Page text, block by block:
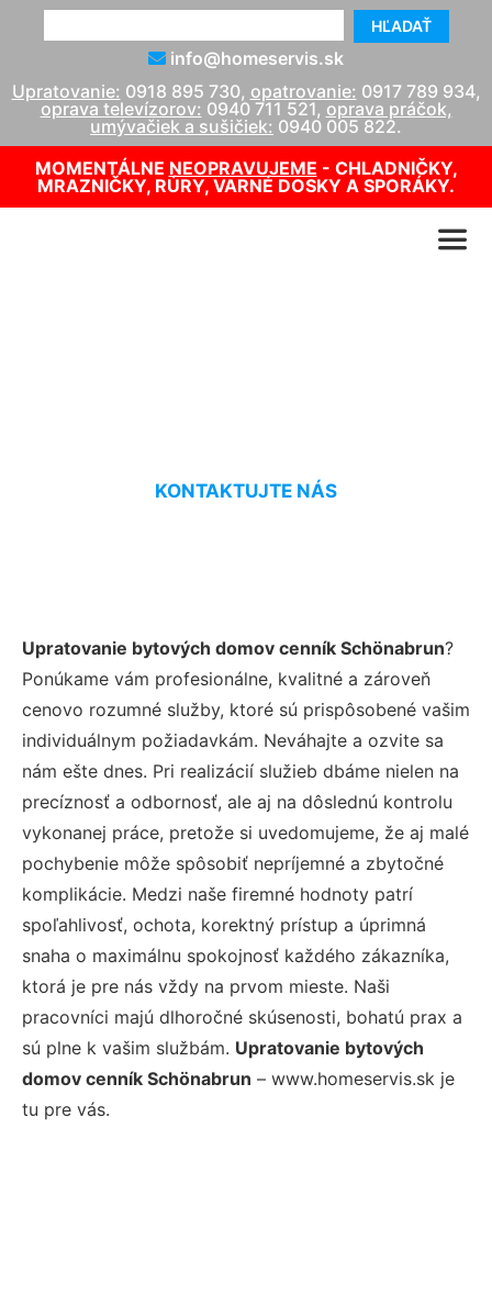
HĽADAŤ
info@homeservis.sk
Upratovanie: 0918 895 730, opatrovanie: 0917 789 934,
oprava televízorov: 0940 711 521, oprava práčok,
umývačiek a sušičiek: 0940 005 822.
MOMENTÁLNE NEOPRAVUJEME - CHLADNIČKY,
MRAZNIČKY, RÚRY, VARNÉ DOSKY A SPORÁKY.
KONTAKTUJTE NÁS
Upratovanie bytových domov cenník Schönabrun?
Ponúkame vám profesionálne, kvalitné a zároveň
cenovo rozumné služby, ktoré sú prispôsobené vašim
individuálnym požiadavkám. Neváhajte a ozvite sa
nám ešte dnes. Pri realizácií služieb dbáme nielen na
precíznosť a odbornosť, ale aj na dôslednú kontrolu
vykonanej práce, pretože si uvedomujeme, že aj malé
pochybenie môže spôsobiť nepríjemné a zbytočné
komplikácie. Medzi naše firemné hodnoty patrí
spoľahlivosť, ochota, korektný prístup a úprimná
snaha o maximálnu spokojnosť každého zákazníka,
ktorá je pre nás vždy na prvom mieste. Naši
pracovníci majú dlhoročné skúsenosti, bohatú prax a
sú plne k vašim službám. Upratovanie bytových
domov cenník Schönabrun – www.homeservis.sk je
tu pre vás.